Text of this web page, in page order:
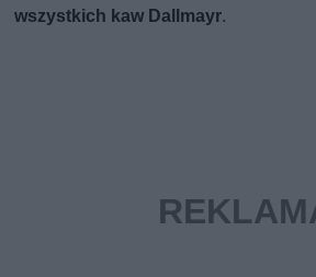
wszystkich kaw Dallmayr.